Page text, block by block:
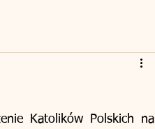
Katolików Polskich na